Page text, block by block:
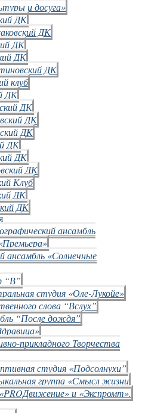
и досуга»
ДК
ДК
ДК
ДК
ДК
клуб
ДК
ДК
ДК
ДК
ДК
ДК
ДК
Клуб
ДК
ДК
ансамбль
ансамбль «Солнечные
“В”
студия «Оле-Лукойе»
слова “Вслух”
“После дождя”
прикладного Творчества
студия «Подсолнухи”
группа «Смысл жизни
и «Экспромт».